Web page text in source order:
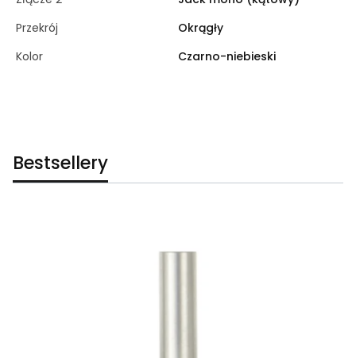
Przekrój
Okrągły
Kolor
Czarno-niebieski
Bestsellery